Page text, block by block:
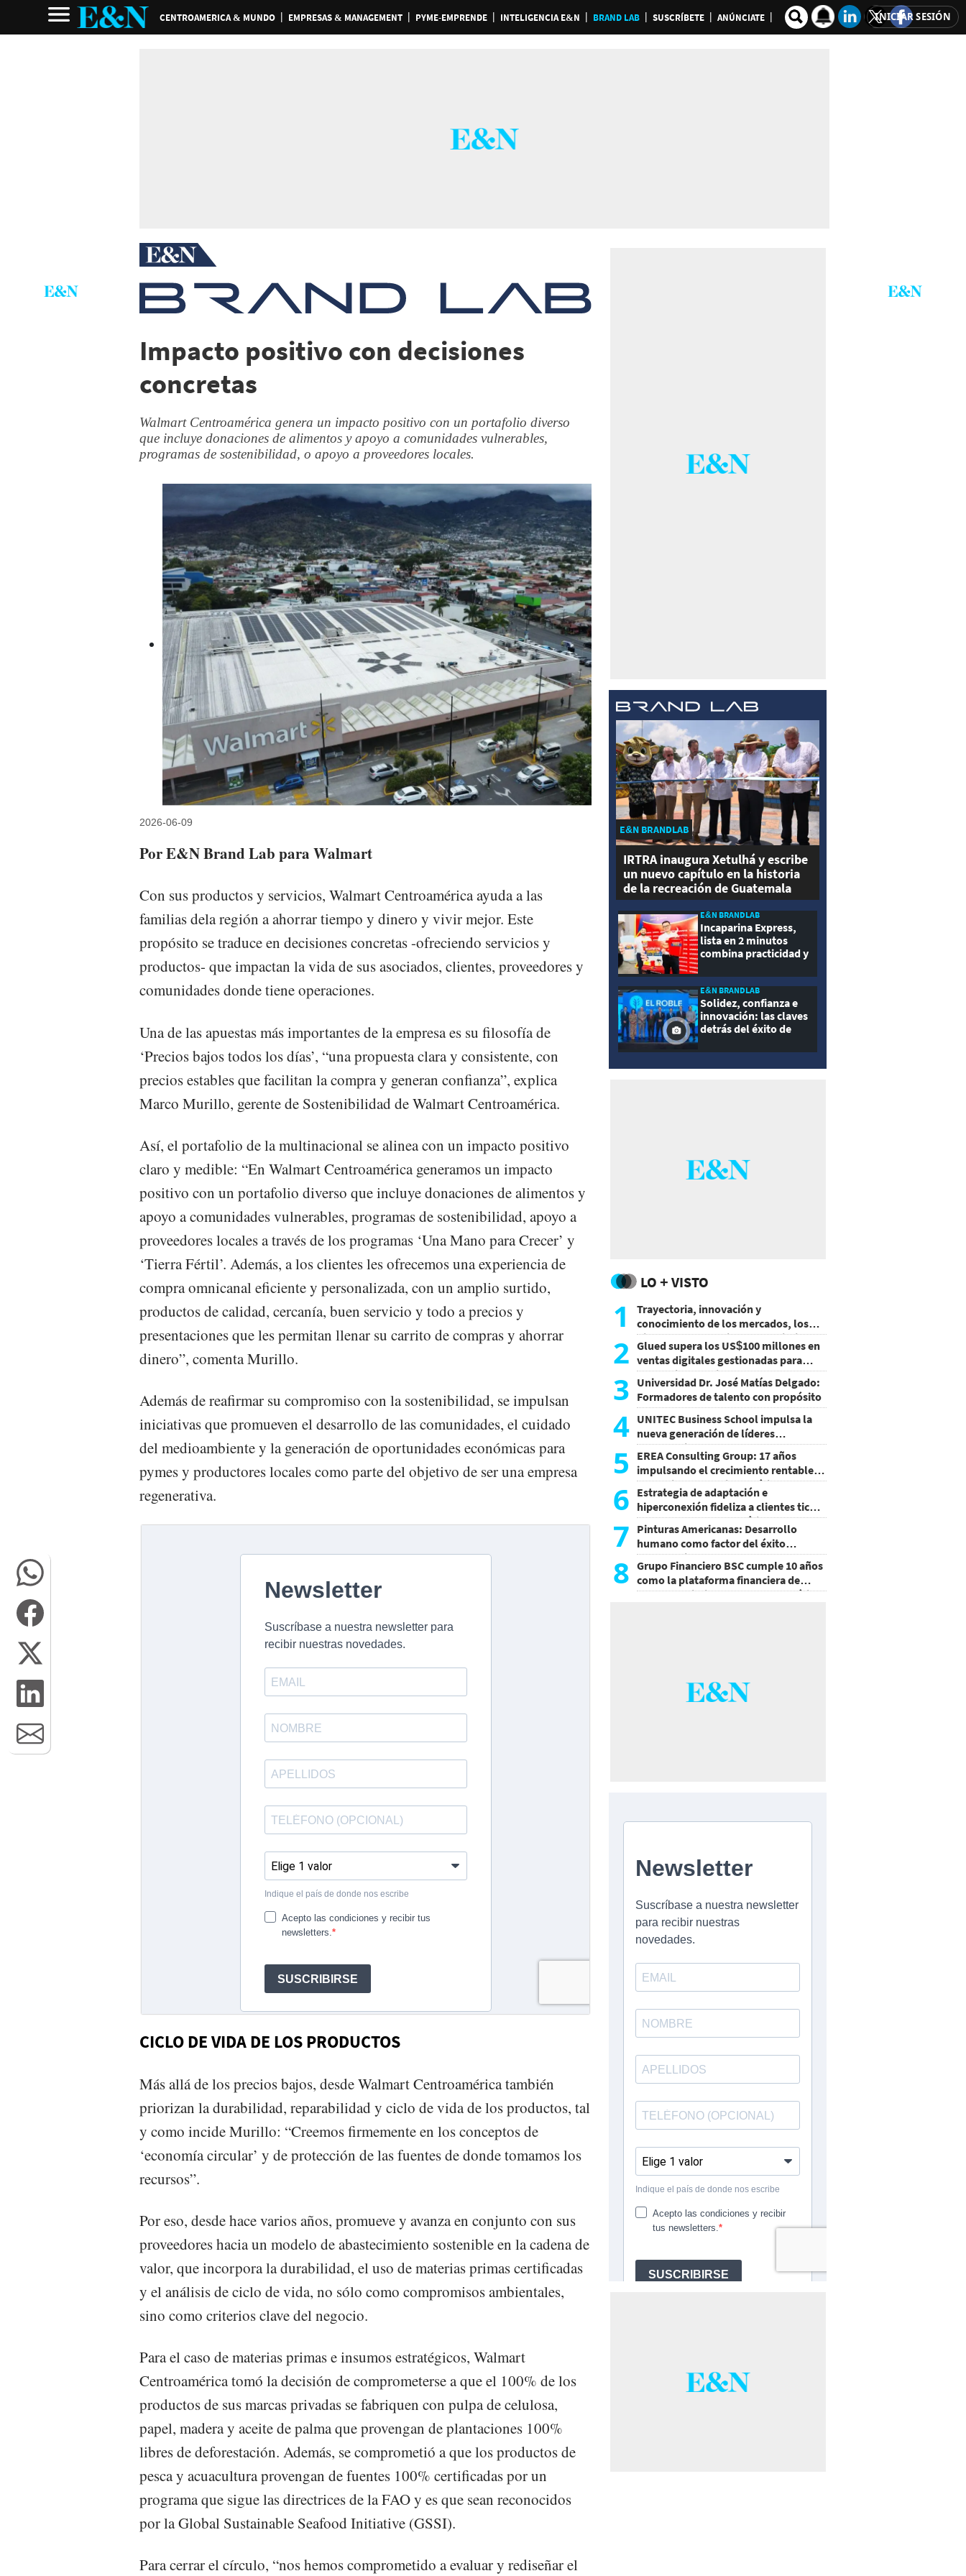
CENTROAMERICA & MUNDO EMPRESAS & MANAGEMENT PYME-EMPRENDE INTELIGENCIA E&N BRAND LAB SUSCRÍBETE ANÚNCIATE INICIAR SESIÓN
Impacto positivo con decisiones
concretas
Walmart Centroamérica genera un impacto positivo con un portafolio diverso
que incluye donaciones de alimentos y apoyo a comunidades vulnerables,
programas de sostenibilidad, o apoyo a proveedores locales.
2026-06-09
Por E&N Brand Lab para Walmart
Con sus productos y servicios, Walmart Centroamérica ayuda a las
familias dela región a ahorrar tiempo y dinero y vivir mejor. Este
propósito se traduce en decisiones concretas -ofreciendo servicios y
productos- que impactan la vida de sus asociados, clientes, proveedores y
comunidades donde tiene operaciones.
Una de las apuestas más importantes de la empresa es su filosofía de
‘Precios bajos todos los días’, “una propuesta clara y consistente, con
precios estables que facilitan la compra y generan confianza”, explica
Marco Murillo, gerente de Sostenibilidad de Walmart Centroamérica.
Así, el portafolio de la multinacional se alinea con un impacto positivo
claro y medible: “En Walmart Centroamérica generamos un impacto
positivo con un portafolio diverso que incluye donaciones de alimentos y
apoyo a comunidades vulnerables, programas de sostenibilidad, apoyo a
proveedores locales a través de los programas ‘Una Mano para Crecer’ y
‘Tierra Fértil’. Además, a los clientes les ofrecemos una experiencia de
compra omnicanal eficiente y personalizada, con un amplio surtido,
productos de calidad, cercanía, buen servicio y todo a precios y
presentaciones que les permitan llenar su carrito de compras y ahorrar
dinero”, comenta Murillo.
Además de reafirmar su compromiso con la sostenibilidad, se impulsan
iniciativas que promueven el desarrollo de las comunidades, el cuidado
del medioambiente y la generación de oportunidades económicas para
pymes y productores locales como parte del objetivo de ser una empresa
regenerativa.
CICLO DE VIDA DE LOS PRODUCTOS
Más allá de los precios bajos, desde Walmart Centroamérica también
priorizan la durabilidad, reparabilidad y ciclo de vida de los productos, tal
y como incide Murillo: “Creemos firmemente en los conceptos de
‘economía circular’ y de protección de las fuentes de donde tomamos los
recursos”.
Por eso, desde hace varios años, promueve y avanza en conjunto con sus
proveedores hacia un modelo de abastecimiento sostenible en la cadena de
valor, que incorpora la durabilidad, el uso de materias primas certificadas
y el análisis de ciclo de vida, no sólo como compromisos ambientales,
sino como criterios clave del negocio.
Para el caso de materias primas e insumos estratégicos, Walmart
Centroamérica tomó la decisión de comprometerse a que el 100% de los
productos de sus marcas privadas se fabriquen con pulpa de celulosa,
papel, madera y aceite de palma que provengan de plantaciones 100%
libres de deforestación. Además, se comprometió a que los productos de
pesca y acuacultura provengan de fuentes 100% certificadas por un
programa que sigue las directrices de la FAO y es que sean reconocidos
por la Global Sustainable Seafood Initiative (GSSI).
Para cerrar el círculo, “nos hemos comprometido a evaluar y rediseñar el
E&N BRANDLAB
IRTRA inaugura Xetulhá y escribe
un nuevo capítulo en la historia
de la recreación de Guatemala
E&N BRANDLAB
Incaparina Express,
lista en 2 minutos
combina practicidad y
E&N BRANDLAB
Solidez, confianza e
innovación: las claves
detrás del éxito de
LO + VISTO
1
Trayectoria, innovación y
conocimiento de los mercados, los
pilares que consolidan el crecimiento
de Grupo LAFISE
2 Glued supera los US$100 millones en
ventas digitales gestionadas para
marcas internacionales
3 Universidad Dr. José Matías Delgado:
Formadores de talento con propósito
4 UNITEC Business School impulsa la
nueva generación de líderes
empresariales en Honduras
5
EREA Consulting Group: 17 años
impulsando el crecimiento rentable
de retailers en Latinoamérica
6 Estrategia de adaptación e
hiperconexión fideliza a clientes ticos
de Walmart Centroamérica
7 Pinturas Americanas: Desarrollo
humano como factor del éxito
empresarial
8 Grupo Financiero BSC cumple 10 años
como la plataforma financiera de
mayor crecimiento en Centroamérica